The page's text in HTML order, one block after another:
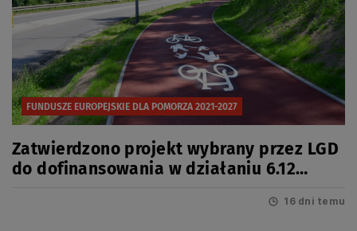
FUNDUSZE EUROPEJSKIE DLA POMORZA 2021-2027
Zatwierdzono projekt wybrany przez LGD
do dofinansowania w działaniu 6.12
16 dni temu